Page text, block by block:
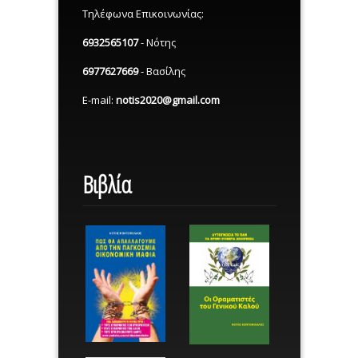
Τηλέφωνα Επικοινωνίας:
6932565107- Νότης
6977627669- Βασίλης
E-mail: notis2020@gmail.com
Βιβλία